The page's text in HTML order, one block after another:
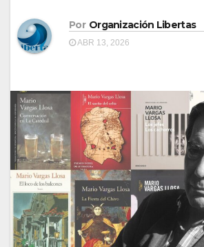
Por Organización Libertas
ABR 13, 2026